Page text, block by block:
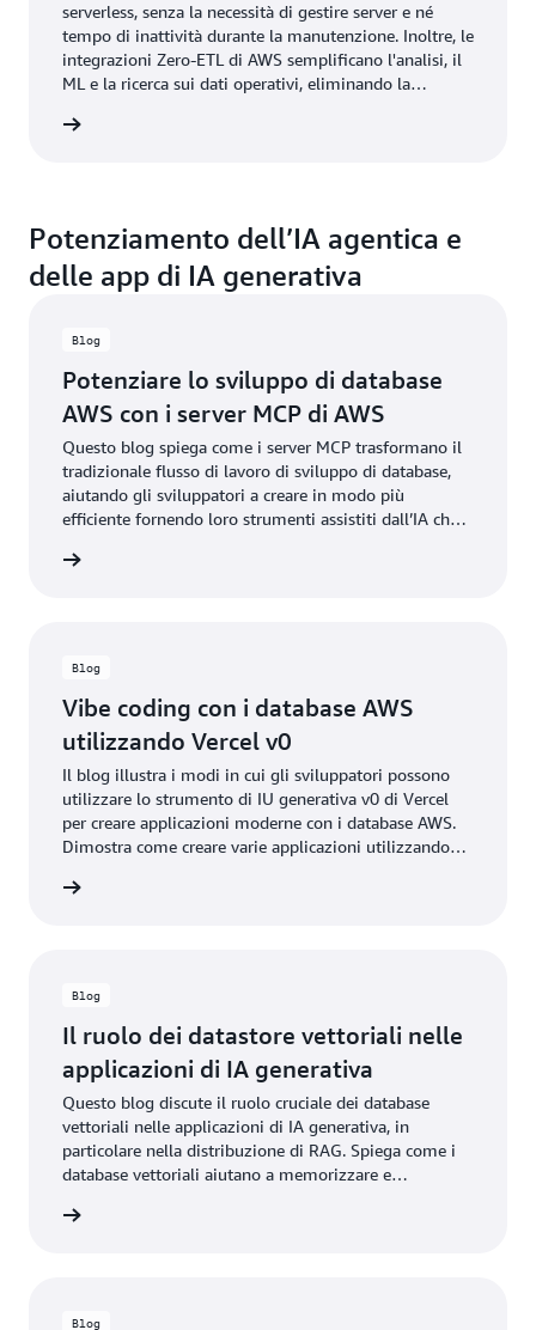
serverless, senza la necessità di gestire server e né
tempo di inattività durante la manutenzione. Inoltre, le
integrazioni Zero-ETL di AWS semplificano l'analisi, il
ML e la ricerca sui dati operativi, eliminando la
Potenziamento dell’IA agentica e
delle app di IA generativa
Blog
Potenziare lo sviluppo di database
AWS con i server MCP di AWS
Questo blog spiega come i server MCP trasformano il
tradizionale flusso di lavoro di sviluppo di database,
aiutando gli sviluppatori a creare in modo più
efficiente fornendo loro strumenti assistiti dall’IA che
e aiutano a ragionare sulle configurazioni di sistema.
Blog
Vibe coding con i database AWS
utilizzando Vercel v0
Il blog illustra i modi in cui gli sviluppatori possono
utilizzare lo strumento di IU generativa v0 di Vercel
per creare applicazioni moderne con i database AWS.
Dimostra come creare varie applicazioni utilizzando
ElastiCache e Neptune, enfatizzando al contempo la
Blog
Il ruolo dei datastore vettoriali nelle
applicazioni di IA generativa
Questo blog discute il ruolo cruciale dei database
vettoriali nelle applicazioni di IA generativa, in
particolare nella distribuzione di RAG. Spiega come i
database vettoriali aiutano a memorizzare e
per migliorare l’accuratezza e la pertinenza delle
Blog